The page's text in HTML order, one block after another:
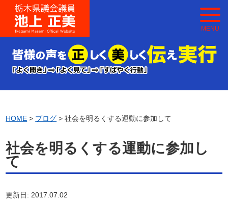
MENU
HOME > ブログ > 社会を明るくする運動に参加して
社会を明るくする運動に参加し
て
更新日: 2017.07.02